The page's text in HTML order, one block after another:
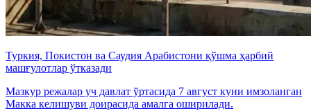
Туркия, Покистон ва Саудия Арабистони қўшма ҳарбий
машғулотлар ўтказади
Мазкур режалар уч давлат ўртасида 7 август куни имзоланган
Макка келишуви доирасида амалга оширилади.